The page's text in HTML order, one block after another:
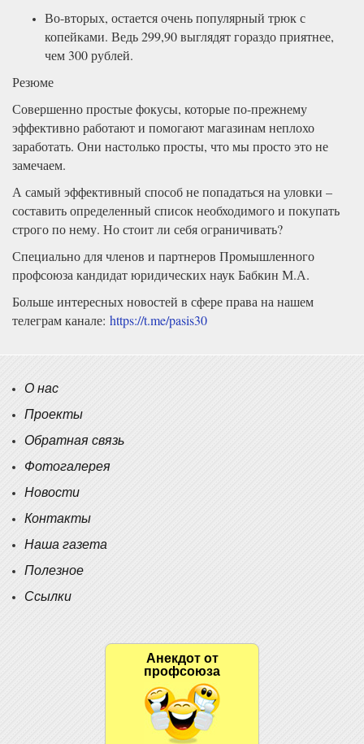
Во-вторых, остается очень популярный трюк с
копейками. Ведь 299,90 выглядят гораздо приятнее,
чем 300 рублей.
Резюме
Совершенно простые фокусы, которые по-прежнему
эффективно работают и помогают магазинам неплохо
заработать. Они настолько просты, что мы просто это не
замечаем.
А самый эффективный способ не попадаться на уловки –
составить определенный список необходимого и покупать
строго по нему. Но стоит ли себя ограничивать?
Специально для членов и партнеров Промышленного
профсоюза кандидат юридических наук Бабкин М.А.
Больше интересных новостей в сфере права на нашем
телеграм канале: https://t.me/pasis30
О нас
Проекты
Обратная связь
Фотогалерея
Новости
Контакты
Наша газета
Полезное
Ссылки
Анекдот от
профсоюза